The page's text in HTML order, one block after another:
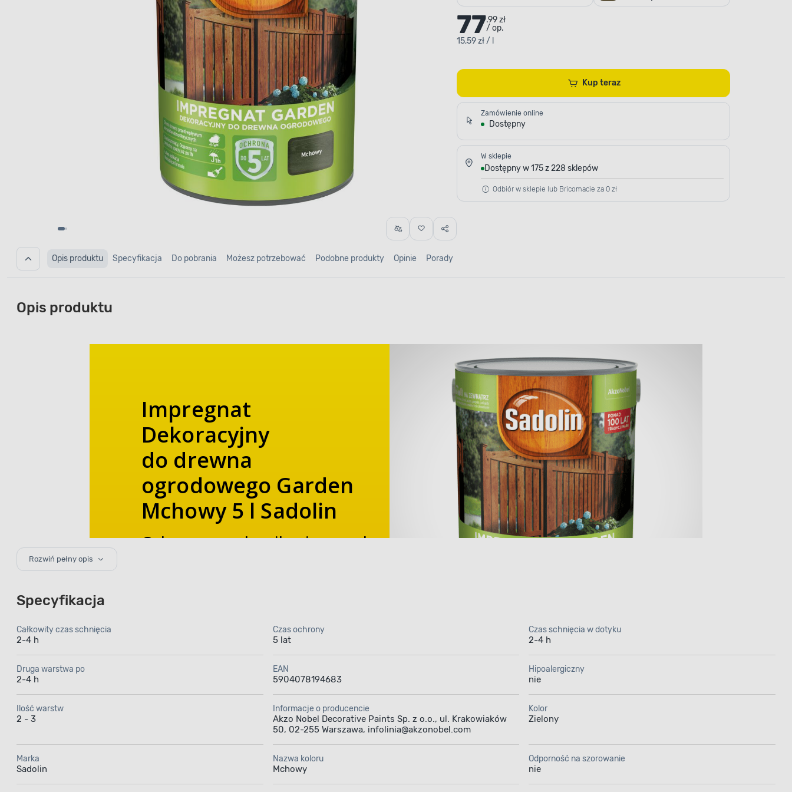
77.99 zł
/ op.
15,59 zł / l
Kup teraz
Zamówienie online
Dostępny
W sklepie
Dostępny w 175 z 228 sklepów
Odbiór w sklepie lub Bricomacie za 0 zł
Opis produktu Specyfikacja Do pobrania Możesz potrzebować Podobne produkty Opinie Porady
Opis produktu
Impregnat
Dekoracyjny
do drewna
ogrodowego Garden
Mchowy 5 l Sadolin
Ochrona przed wnikaniem wody
Impregnat Dekoracyjny do drewna
ogrodowego Garden Mchowy 5 l Sadolin
do wykańczania nieoszlifowanych
powierzchni drewnianych
Impregnat dekoracyjny do drewna ogrodowegozapewnia wysoką
Rozwiń pełny opis
Specyfikacja
Całkowity czas schnięcia
2-4 h
Czas ochrony
5 lat
Czas schnięcia w dotyku
2-4 h
Druga warstwa po
2-4 h
EAN
5904078194683
Hipoalergiczny
nie
Ilość warstw
2 - 3
Informacje o producencie
Akzo Nobel Decorative Paints Sp. z o.o., ul. Krakowiaków
50, 02-255 Warszawa, infolinia@akzonobel.com
Kolor
Zielony
Marka
Sadolin
Nazwa koloru
Mchowy
Odporność na szorowanie
nie